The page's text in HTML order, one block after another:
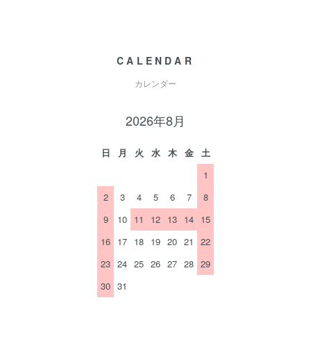
CALENDAR
カレンダー
2026年8月
日 月 火 水 木 金
土
1
2
3 4 5 6 7
8
9
10 11 12 13 14 15
16 17 18 19 20 21
22
23 24 25 26 27 28 29
30 31